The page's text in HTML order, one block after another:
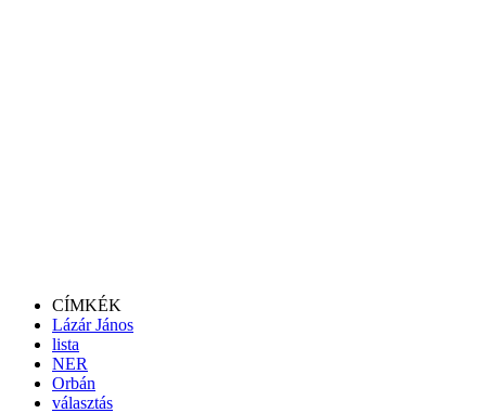
CÍMKÉK
Lázár János
lista
NER
Orbán
választás